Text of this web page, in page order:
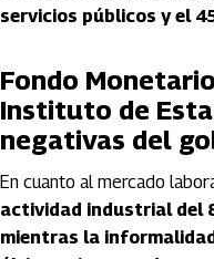
servicios públicos y el
Fondo
Instituto de
negativas del
En cuanto al mercado
actividad industrial del
mientras la